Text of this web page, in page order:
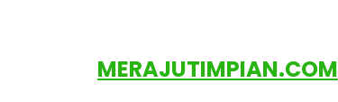
MERAJUTIMPIAN.COM